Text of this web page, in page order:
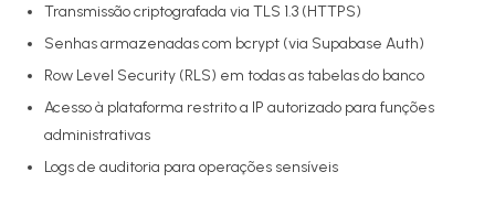
Transmissão criptografada via TLS 1.3 (HTTPS)
Senhas armazenadas com bcrypt (via Supabase Auth)
Row Level Security (RLS) em todas as tabelas do banco
Acesso à plataforma restrito a IP autorizado para funções
administrativas
Logs de auditoria para operações sensíveis